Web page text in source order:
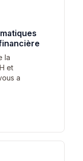
la
et
a